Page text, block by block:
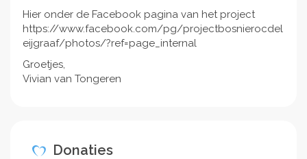
Hier onder de Facebook pagina van het project
https://www.facebook.com/pg/projectbosnierocdel
eijgraaf/photos/?ref=page_internal
Groetjes,
Vivian van Tongeren
Donaties